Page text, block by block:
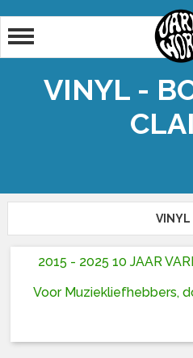
VINYL -
VINYL
2015 - 2025 10 JAAR
Voor Muziekliefhebbers,